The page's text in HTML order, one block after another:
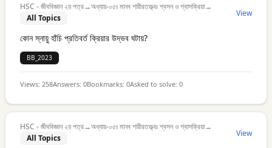
HSC - জীববিজ্ঞান ২য় পত্র→অধ্যায়-০৫ঃ মানব শারীরতত্ত্বঃ শ্বসন ও শ্বাসক্রিয়া→
All Topics
View
কোন স্নায়ু হাঁচি প্রতিবর্ত ক্রিয়ার উদ্ভব ঘটায়?
BB_2023
Views: 258Answers: 0Bookmarks: 0Asked to solve: 0
HSC - জীববিজ্ঞান ২য় পত্র→অধ্যায়-০৫ঃ মানব শারীরতত্ত্বঃ শ্বসন ও শ্বাসক্রিয়া→
All Topics
View